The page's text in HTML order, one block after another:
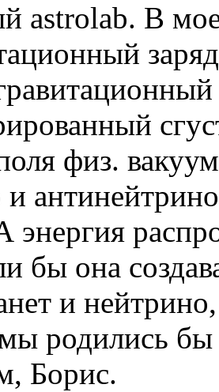
astrolab. В
физ.
энергия
бы она
и
родились бы
Борис.